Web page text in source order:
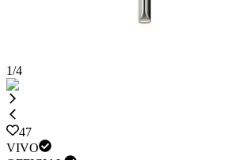
1/4
47
VIVO